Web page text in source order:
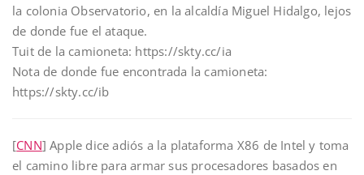
la colonia Observatorio, en la alcaldía Miguel Hidalgo, lejos
de donde fue el ataque.
Tuit de la camioneta: https://skty.cc/ia
Nota de donde fue encontrada la camioneta:
https://skty.cc/ib
[CNN] Apple dice adiós a la plataforma X86 de Intel y toma
el camino libre para armar sus procesadores basados en